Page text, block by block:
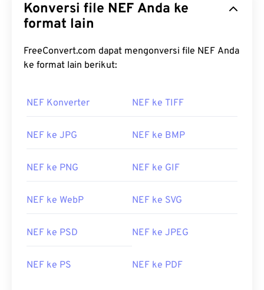
Konversi file NEF Anda ke
format lain
FreeConvert.com dapat mengonversi file NEF Anda
ke format lain berikut:
NEF Konverter NEF ke TIFF
NEF ke JPG NEF ke BMP
NEF ke PNG NEF ke GIF
NEF ke WebP NEF ke SVG
NEF ke PSD NEF ke JPEG
NEF ke PS NEF ke PDF